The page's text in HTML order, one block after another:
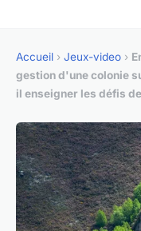
Accueil › Jeux-video ›
gestion d'une colonie
il enseigner les défis